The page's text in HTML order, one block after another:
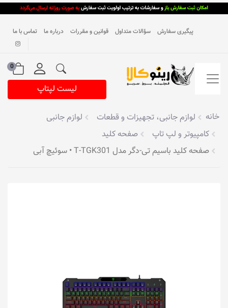
پیگیری سفارش سؤالات متداول قوانین و مقررات درباره ما تماس با ما
0
لیست لپتاپ
خانه لوازم جانبی، تجهیزات و قطعات
لوازم جانبی
کامپیوتر و لپ تاپ
صفحه کلید
صفحه کلید باسیم تی-دگر مدل T-TGK301 • سوئیچ آبی